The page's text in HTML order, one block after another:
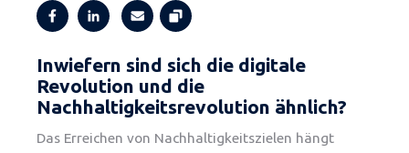
Inwiefern sind sich die digitale
Revolution und die
Nachhaltigkeitsrevolution ähnlich?
Das Erreichen von Nachhaltigkeitszielen hängt